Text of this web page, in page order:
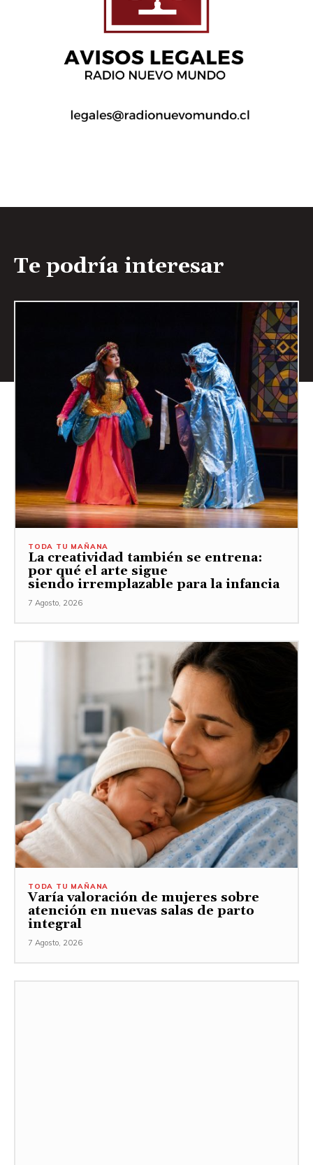
Te podría interesar
TODA TU MAÑANA
La creatividad también se entrena:
por qué el arte sigue
siendo irremplazable para la infancia
7 Agosto, 2026
TODA TU MAÑANA
Varía valoración de mujeres sobre
atención en nuevas salas de parto
integral
7 Agosto, 2026